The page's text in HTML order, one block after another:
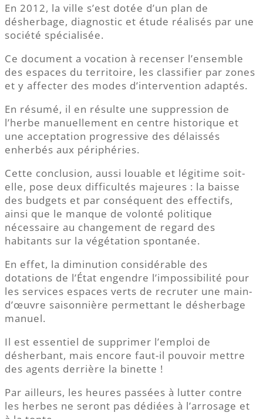
En 2012, la ville s’est dotée d’un plan de
désherbage, diagnostic et étude réalisés par une
société spécialisée.
Ce document a vocation à recenser l’ensemble
des espaces du territoire, les classifier par zones
et y affecter des modes d’intervention adaptés.
En résumé, il en résulte une suppression de
l’herbe manuellement en centre historique et
une acceptation progressive des délaissés
enherbés aux périphéries.
Cette conclusion, aussi louable et légitime soit-
elle, pose deux difficultés majeures : la baisse
des budgets et par conséquent des effectifs,
ainsi que le manque de volonté politique
nécessaire au changement de regard des
habitants sur la végétation spontanée.
En effet, la diminution considérable des
dotations de l’État engendre l’impossibilité pour
les services espaces verts de recruter une main-
d’œuvre saisonnière permettant le désherbage
manuel.
Il est essentiel de supprimer l’emploi de
désherbant, mais encore faut-il pouvoir mettre
des agents derrière la binette !
Par ailleurs, les heures passées à lutter contre
les herbes ne seront pas dédiées à l’arrosage et